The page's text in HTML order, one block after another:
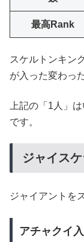
最高Rank
スケルトンキン
が入った変わっ
上記の「1人」
です。
ジャイスケ
ジャイアントを
アチャクイ